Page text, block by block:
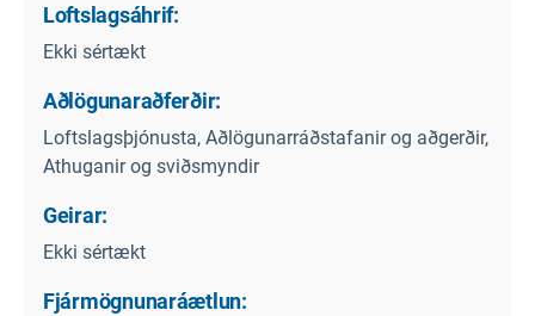
Loftslagsáhrif:
Ekki sértækt
Aðlögunaraðferðir:
Loftslagsþjónusta, Aðlögunarráðstafanir og aðgerðir,
Athuganir og sviðsmyndir
Geirar:
Ekki sértækt
Fjármögnunaráætlun: